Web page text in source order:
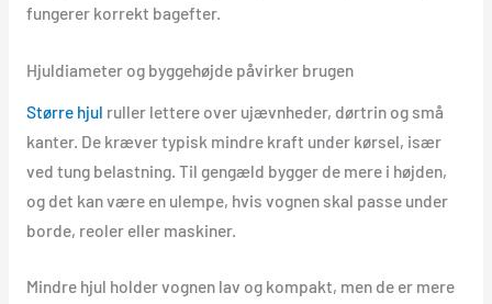
fungerer korrekt bagefter.
Hjuldiameter og byggehøjde påvirker brugen
Større hjul ruller lettere over ujævnheder, dørtrin og små
kanter. De kræver typisk mindre kraft under kørsel, især
ved tung belastning. Til gengæld bygger de mere i højden,
og det kan være en ulempe, hvis vognen skal passe under
borde, reoler eller maskiner.
Mindre hjul holder vognen lav og kompakt, men de er mere